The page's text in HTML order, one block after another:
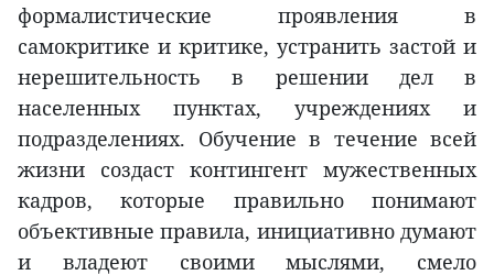
формалистические проявления в
самокритике и критике, устранить застой и
нерешительность в решении дел в
населенных пунктах, учреждениях и
подразделениях. Обучение в течение всей
жизни создаст контингент мужественных
кадров, которые правильно понимают
объективные правила, инициативно думают
и владеют своими мыслями, смело